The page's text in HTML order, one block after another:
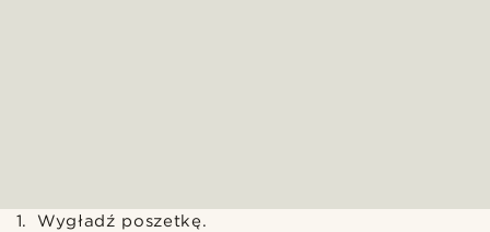
Wygładź poszetkę.